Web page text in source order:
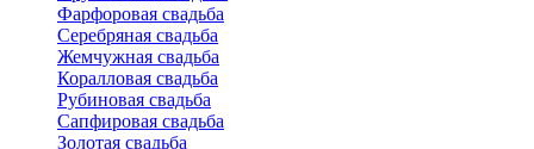
Фарфоровая свадьба
Серебряная свадьба
Жемчужная свадьба
Коралловая свадьба
Рубиновая свадьба
Сапфировая свадьба
Золотая свадьба